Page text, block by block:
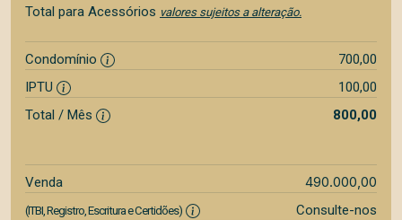
Total para Acessórios valores sujeitos a alteração.
Condomínio
700,00
IPTU
100,00
Total / Mês
800,00
Venda 490.000,00
(ITBI, Registro, Escritura e Certidões)
Consulte-nos